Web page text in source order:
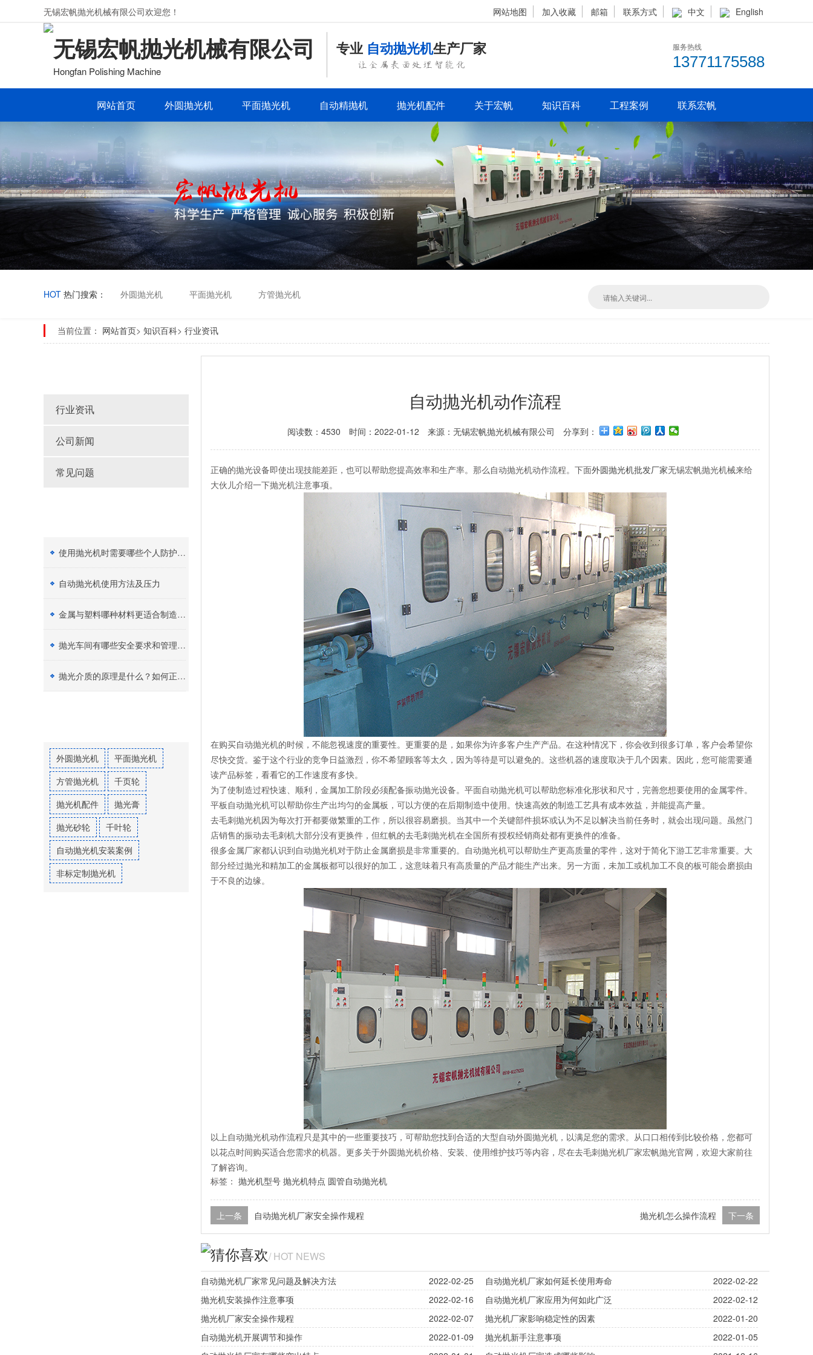
无锡宏帆抛光机械有限公司欢迎您！ 网站地图 加入收藏 邮箱 联系方式 中文 English
无锡宏帆抛光机械有限公司
Hongfan Polishing Machine
专业 自动抛光机生产厂家
让金属表面处理智能化
服务热线
13771175588
网站首页 外圆抛光机 平面抛光机 自动精抛机 抛光机配件 关于宏帆 知识百科 工程案例 联系宏帆
HOT 热门搜索： 外圆抛光机 平面抛光机 方管抛光机
当前位置： 网站首页> 知识百科> 行业资讯
行业资讯
公司新闻
常见问题
使用抛光机时需要哪些个人防护设备（PPE）？
自动抛光机使用方法及压力
金属与塑料哪种材料更适合制造加工？
抛光车间有哪些安全要求和管理制度？
抛光介质的原理是什么？如何正确选择抛光膏？
外圆抛光机
平面抛光机
方管抛光机
千页轮
抛光机配件
抛光膏
抛光砂轮
千叶轮
自动抛光机安装案例
非标定制抛光机
自动抛光机动作流程
阅读数：4530 时间：2022-01-12 来源：无锡宏帆抛光机械有限公司 分享到：
正确的抛光设备即使出现技能差距，也可以帮助您提高效率和生产率。那么自动抛光机动作流程。下面外圆抛光机批发厂家无锡宏帆抛光机械来给
大伙儿介绍一下抛光机注意事项。
在购买自动抛光机的时候，不能忽视速度的重要性。更重要的是，如果你为许多客户生产产品。在这种情况下，你会收到很多订单，客户会希望你
尽快交货。鉴于这个行业的竞争日益激烈，你不希望顾客等太久，因为等待是可以避免的。这些机器的速度取决于几个因素。因此，您可能需要通
读产品标签，看看它的工作速度有多快。
为了使制造过程快速、顺利，金属加工阶段必须配备振动抛光设备。平面自动抛光机可以帮助您标准化形状和尺寸，完善您想要使用的金属零件。
平板自动抛光机可以帮助你生产出均匀的金属板，可以方便的在后期制造中使用。快速高效的制造工艺具有成本效益，并能提高产量。
去毛刺抛光机因为每次打开都要做繁重的工作，所以很容易磨损。当其中一个关键部件损坏或认为不足以解决当前任务时，就会出现问题。虽然门
店销售的振动去毛刺机大部分没有更换件，但红帆的去毛刺抛光机在全国所有授权经销商处都有更换件的准备。
很多金属厂家都认识到自动抛光机对于防止金属磨损是非常重要的。自动抛光机可以帮助生产更高质量的零件，这对于简化下游工艺非常重要。大
部分经过抛光和精加工的金属板都可以很好的加工，这意味着只有高质量的产品才能生产出来。另一方面，未加工或机加工不良的板可能会磨损由
于不良的边缘。
以上自动抛光机动作流程只是其中的一些重要技巧，可帮助您找到合适的大型自动外圆抛光机，以满足您的需求。从口口相传到比较价格，您都可
以花点时间购买适合您需求的机器。更多关于外圆抛光机价格、安装、使用维护技巧等内容，尽在去毛刺抛光机厂家宏帆抛光官网，欢迎大家前往
了解咨询。
标签： 抛光机型号 抛光机特点 圆管自动抛光机
上一条 自动抛光机厂家安全操作规程 抛光机怎么操作流程 下一条
猜你喜欢/ HOT NEWS
自动抛光机厂家常见问题及解决方法 2022-02-25 自动抛光机厂家如何延长使用寿命
2022-02-22
抛光机安装操作注意事项
2022-02-16 自动抛光机厂家应用为何如此广泛
2022-02-12
抛光机厂家安全操作规程
2022-02-07 抛光机厂家影响稳定性的因素
2022-01-20
自动抛光机开展调节和操作
2022-01-09 抛光机新手注意事项
2022-01-05